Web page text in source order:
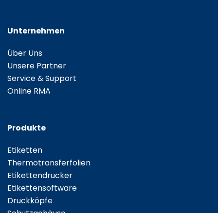
Unternehmen
Über Uns
Unsere Partner
Service & Support
Online RMA
Produkte
Etiketten
Thermotransferfolien
Etikettendrucker
Etikettensoftware
Druckköpfe